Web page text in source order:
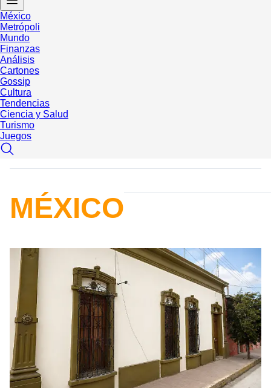
México
Metrópoli
Mundo
Finanzas
Análisis
Cartones
Gossip
Cultura
Tendencias
Ciencia y Salud
Turismo
Juegos
MÉXICO